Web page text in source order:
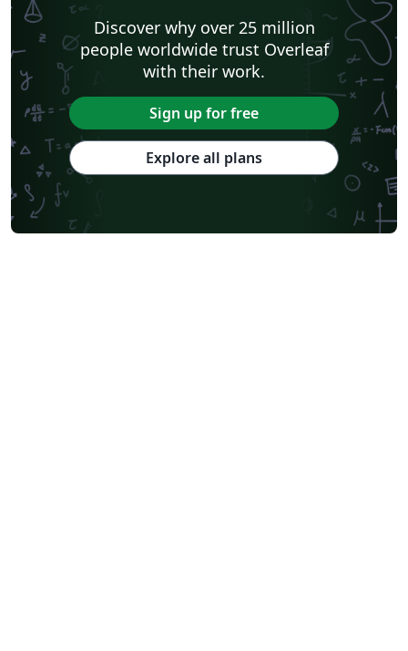
Discover why over 25 million
people worldwide trust Overleaf
with their work.
Sign up for free
Explore all plans